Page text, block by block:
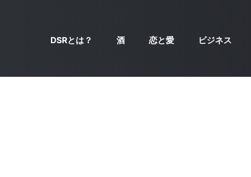
DSRとは？ 酒 恋と愛 ビジネス